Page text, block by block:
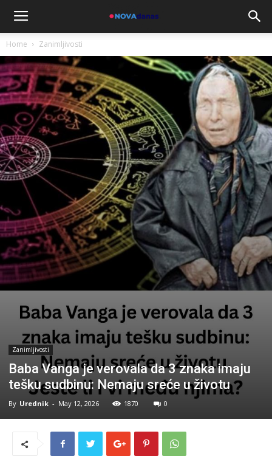
Home Zanimljivosti
Zanimljivosti
Baba Vanga je verovala da 3 znaka imaju
tešku sudbinu: Nemaju sreće u životu
By Urednik - May 12, 2026 1870 0